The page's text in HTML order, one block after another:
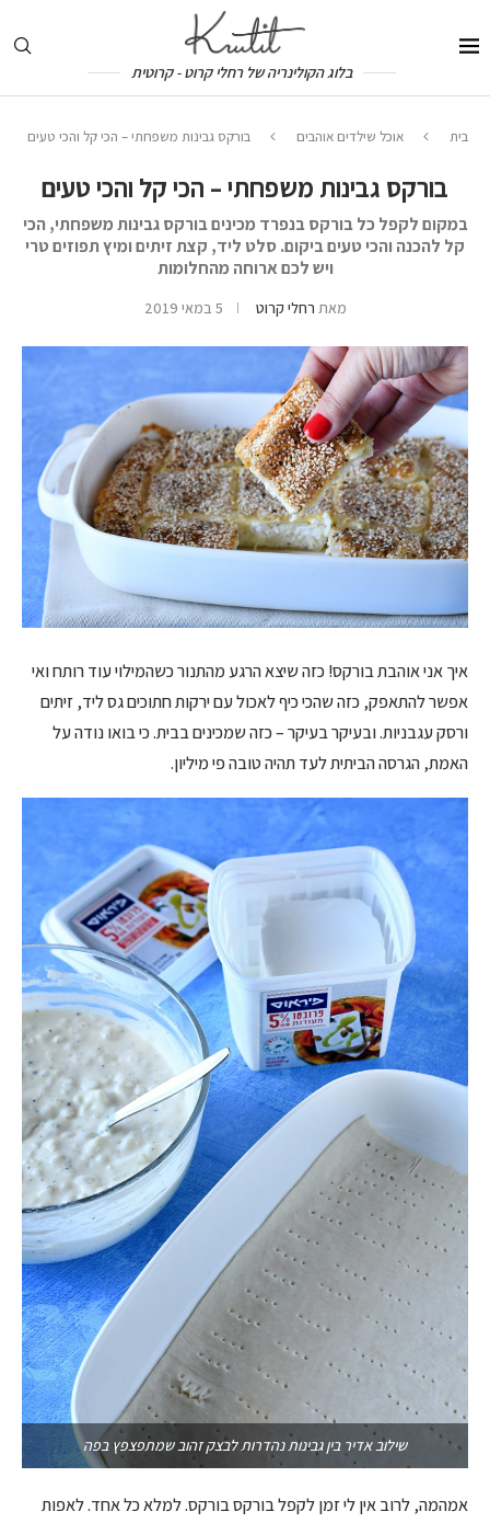
בלוג הקולינריה של רחלי קרוט - קרוטית
בית אוכל שילדים אוהבים בורקס גבינות משפחתי – הכי קל והכי טעים
בורקס גבינות משפחתי – הכי קל והכי טעים
במקום לקפל כל בורקס בנפרד מכינים בורקס גבינות משפחתי, הכי
קל להכנה והכי טעים ביקום. סלט ליד, קצת זיתים ומיץ תפוזים טרי
ויש לכם ארוחה מהחלומות
מאת רחלי קרוט 5 במאי 2019
איך אני אוהבת בורקס! כזה שיצא הרגע מהתנור כשהמילוי עוד רותח ואי
אפשר להתאפק, כזה שהכי כיף לאכול עם ירקות חתוכים גס ליד, זיתים
ורסק עגבניות. ובעיקר בעיקר – כזה שמכינים בבית. כי בואו נודה על
האמת, הגרסה הביתית לעד תהיה טובה פי מיליון.
שילוב אדיר בין גבינות נהדרות לבצק זהוב שמתפצפץ בפה
אמהמה, לרוב אין לי זמן לקפל בורקס בורקס. למלא כל אחד. לאפות